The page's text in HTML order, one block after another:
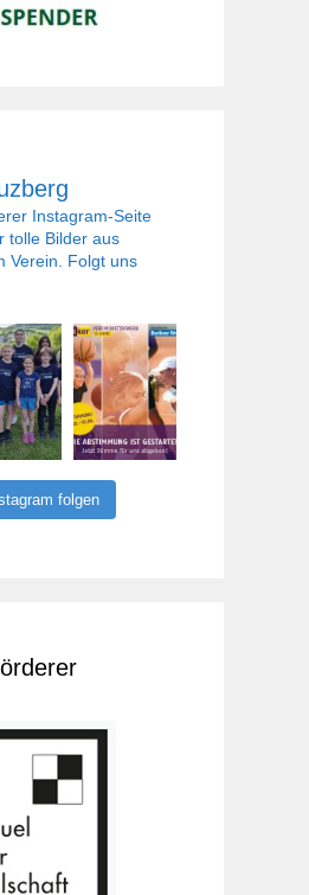
Instagram-Seite
tolle Bilder aus
Verein. Folgt uns
folgen